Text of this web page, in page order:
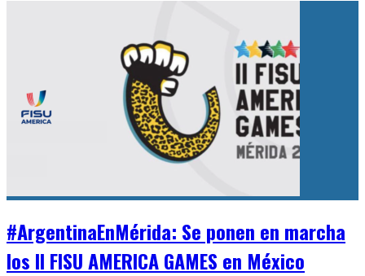
#ArgentinaEnMérida: Se ponen en marcha
los II FISU AMERICA GAMES en México